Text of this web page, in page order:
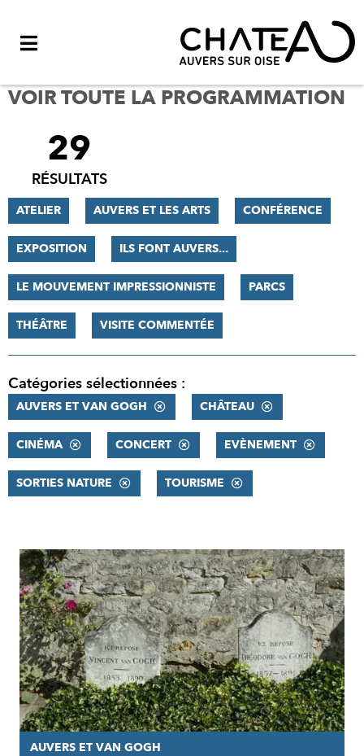
VOIR TOUTE LA PROGRAMMATION
FILTRER
RÉSULTATS
29
RÉSULTATS
ATELIER AUVERS ET LES ARTS CONFÉRENCE
EXPOSITION ILS FONT AUVERS...
LE MOUVEMENT IMPRESSIONNISTE PARCS
THÉÂTRE VISITE COMMENTÉE
Catégories sélectionnées :
AUVERS ET VAN GOGH CHÂTEAU
CINÉMA CONCERT EVÈNEMENT
SORTIES NATURE TOURISME
RÉSULTATS
AUVERS ET VAN GOGH